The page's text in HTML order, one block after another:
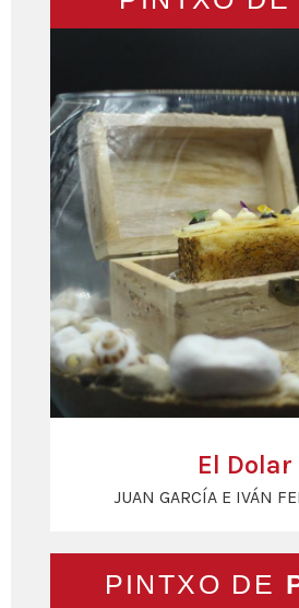
El Dolar
JUAN GARCÍA E IVÁN
PINTXO DE